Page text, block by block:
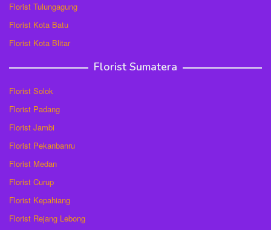
Florist Tulungagung
Florist Kota Batu
Florist Kota Blitar
Florist Sumatera
Florist Solok
Florist Padang
Florist Jambi
Florist Pekanbanru
Florist Medan
Florist Curup
Florist Kepahiang
Florist Rejang Lebong